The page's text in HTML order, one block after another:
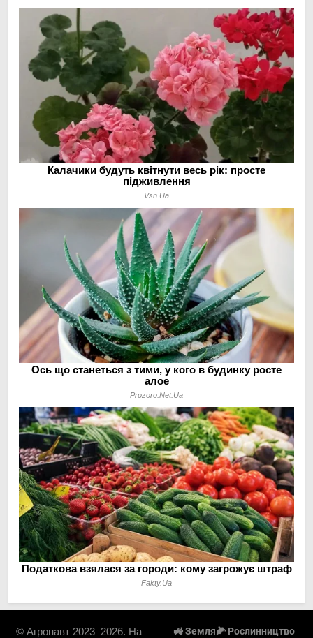
© Агронавт 2023–2026. На 🚜 Земля🌽 Рослинництво